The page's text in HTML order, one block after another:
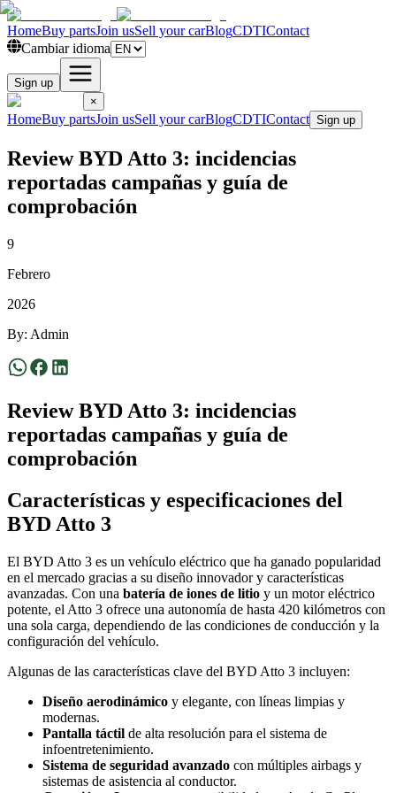
HomeBuy partsJoin usSell your carBlogCDTIContact
Cambiar idioma
Sign up
×
HomeBuy partsJoin usSell your carBlogCDTIContact Sign up
Review BYD Atto 3: incidencias
reportadas campañas y guía de
comprobación
9
Febrero
2026
By: Admin
Review BYD Atto 3: incidencias
reportadas campañas y guía de
comprobación
Características y especificaciones del
BYD Atto 3
El BYD Atto 3 es un vehículo eléctrico que ha ganado popularidad
en el mercado gracias a su diseño innovador y características
avanzadas. Con una batería de iones de litio y un motor eléctrico
potente, el Atto 3 ofrece una autonomía de hasta 420 kilómetros con
una sola carga, dependiendo de las condiciones de conducción y la
configuración del vehículo.
Algunas de las características clave del BYD Atto 3 incluyen:
Diseño aerodinámico y elegante, con líneas limpias y
modernas.
Pantalla táctil de alta resolución para el sistema de
infoentretenimiento.
Sistema de seguridad avanzado con múltiples airbags y
sistemas de asistencia al conductor.